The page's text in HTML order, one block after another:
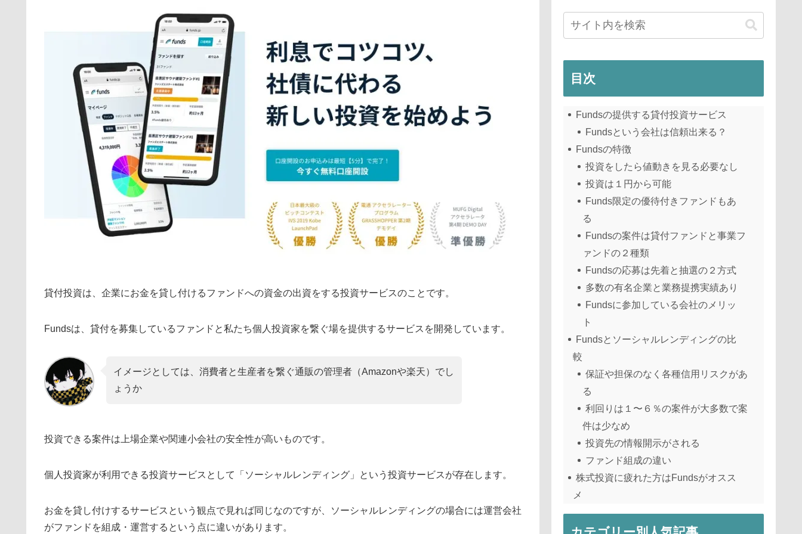
貸付投資は、企業にお金を貸し付けるファンドへの資金の出資をする投資サービスのことです。
Fundsは、貸付を募集しているファンドと私たち個人投資家を繋ぐ場を提供するサービスを開発しています。
イメージとしては、消費者と生産者を繋ぐ通販の管理者（Amazonや楽天）でし
ょうか
投資できる案件は上場企業や関連小会社の安全性が高いものです。
個人投資家が利用できる投資サービスとして「ソーシャルレンディング」という投資サービスが存在します。
お金を貸し付けするサービスという観点で見れば同じなのですが、ソーシャルレンディングの場合には運営会社
がファンドを組成・運営するという点に違いがあります。
目次
Fundsの提供する貸付投資サービス
Fundsという会社は信頼出来る？
Fundsの特徴
投資をしたら値動きを見る必要なし
投資は１円から可能
Funds限定の優待付きファンドもあ
る
Fundsの案件は貸付ファンドと事業フ
ァンドの２種類
Fundsの応募は先着と抽選の２方式
多数の有名企業と業務提携実績あり
Fundsに参加している会社のメリッ
ト
Fundsとソーシャルレンディングの比
較
保証や担保のなく各種信用リスクがあ
る
利回りは１〜６％の案件が大多数で案
件は少なめ
投資先の情報開示がされる
ファンド組成の違い
株式投資に疲れた方はFundsがオスス
メ